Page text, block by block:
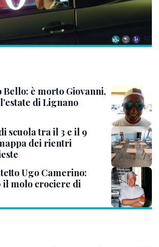
Bello: è morto Giovanni,
di Lignano
scuola tra il 3 e il 9
dei rientri
Ugo Camerino:
il molo crociere di